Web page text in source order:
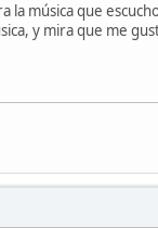
música que
y mira que me